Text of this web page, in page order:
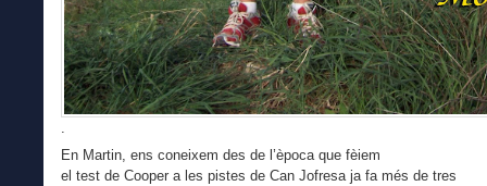
.
En Martin, ens coneixem des de l’època que fèiem
el test de Cooper a les pistes de Can Jofresa ja fa més de tres